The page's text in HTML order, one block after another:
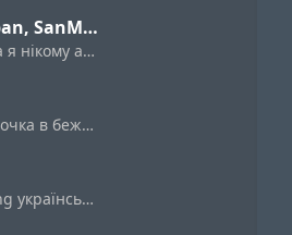
Roland Orban, SanMia
Ой не давала я нiкому а дала я нiмому
За окном девочка в бежевом платьице
Valhalla calling українська версія